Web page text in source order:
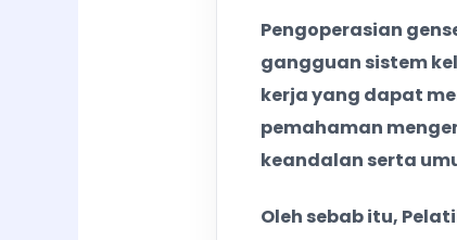
27-30 27–30
Pelatihan
NOV Pelatihan
Pengoperasian
gangguan sistem
kerja yang dapat
pemahaman
keandalan serta
Oleh sebab itu,